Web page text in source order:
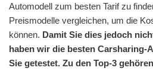
Automodell zum besten Tarif zu
Preismodelle vergleichen, um die
können. Damit Sie dies jedoch
haben wir die besten Carsharing-
Sie getestet. Zu den Top-3